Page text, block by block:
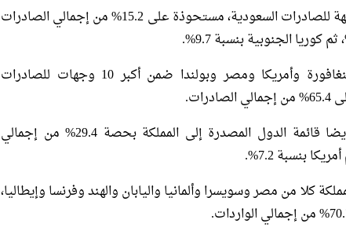
وحافظت الصين على موقعها كأكبر وجهة للصادرات السعودية، مستحوذة على 15.2% من إجمالي الصادرات
كما جاءت الهند واليابان ومالطا وسنغافورة وأمريكا ومصر وبولندا ضمن أكبر 10 وجهات للصادرات
في جانب الواردات، تصدرت الصين أيضا قائمة الدول المصدرة إلى المملكة بحصة 29.4% من إجمالي
دول مصدرة للمملكة كلا من مصر وسويسرا وألمانيا واليابان والهند وفرنسا وإيطاليا،